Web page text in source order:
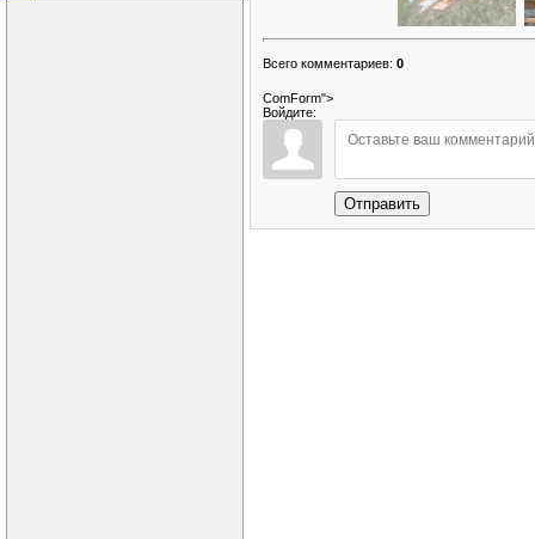
Всего комментариев: 0
ComForm">
Войдите:
Отправить